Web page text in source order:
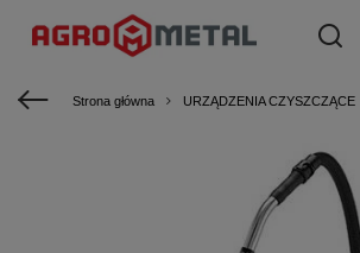
Strona główna URZĄDZENIA CZYSZCZĄCE